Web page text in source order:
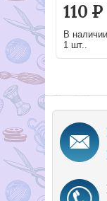
110 Р
В наличии
1 шт..